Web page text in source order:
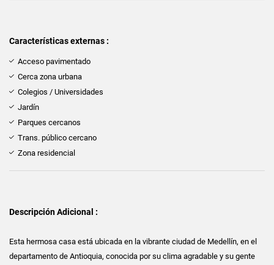
Características externas :
Acceso pavimentado
Cerca zona urbana
Colegios / Universidades
Jardín
Parques cercanos
Trans. público cercano
Zona residencial
Descripción Adicional :
Esta hermosa casa está ubicada en la vibrante ciudad de Medellín, en el
departamento de Antioquia, conocida por su clima agradable y su gente